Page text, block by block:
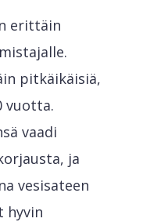
erittäin
pitkäikäisiä,
vuotta.
vaadi
ja
vesisateen
hyvin